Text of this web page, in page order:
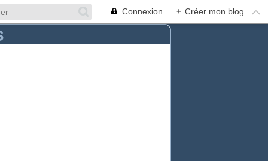
Connexion + Créer mon blog